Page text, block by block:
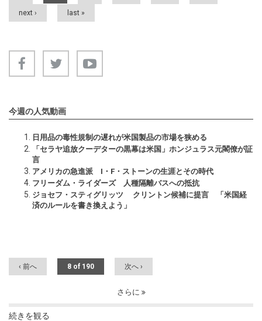
next › last »
今週の人気動画
日用品の毒性規制の遅れが米国製品の市場を狭める
「セラヤ追放クーデターの黒幕は米国」ホンジュラス元閣僚が証
言
アメリカの急進派 I・F・ストーンの生涯とその時代
フリーダム・ライダーズ 人種隔離バスへの抵抗
ジョセフ・スティグリッツ クリントン候補に提言 「米国経
済のルールを書き換えよう」
‹ 前へ 8 of 190 次へ ›
さらに
続きを観る